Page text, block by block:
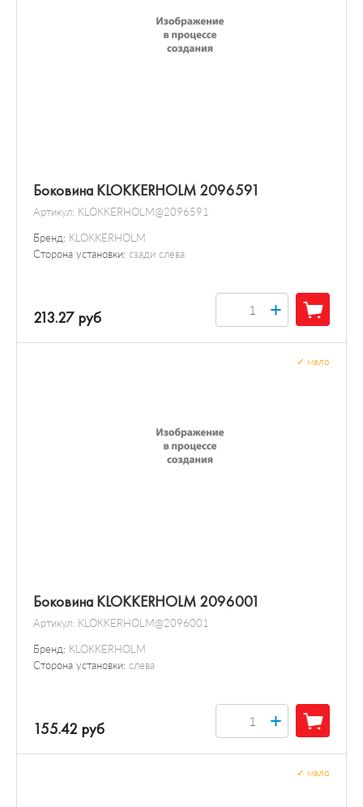
Боковина KLOKKERHOLM 2096591
Артикул: KLOKKERHOLM@2096591
Бренд: KLOKKERHOLM
Сторона установки: сзади слева
213.27 руб +
Боковина KLOKKERHOLM 2096001
Артикул: KLOKKERHOLM@2096001
Бренд: KLOKKERHOLM
Сторона установки: слева
мало
155.42 руб +
мало